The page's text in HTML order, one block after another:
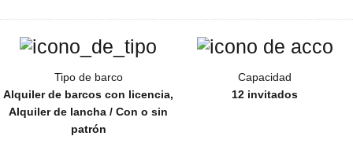
Tipo de barco
Alquiler de barcos con licencia,
Alquiler de lancha / Con o sin
patrón
Capacidad
12 invitados